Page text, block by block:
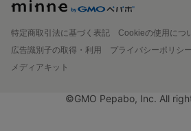
特定商取引法に基づく表記
Cookieの使用につ
広告識別子の取得・利用
プライバシーポリシー
メディアキット
©GMO Pepabo, Inc. All